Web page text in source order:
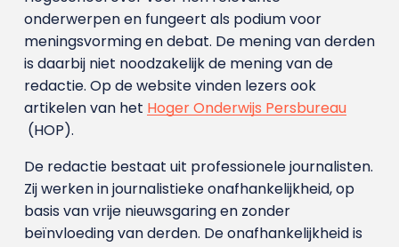
onderwerpen en fungeert als podium voor
meningsvorming en debat. De mening van derden
is daarbij niet noodzakelijk de mening van de
redactie. Op de website vinden lezers ook
artikelen van het Hoger Onderwijs Persbureau
(HOP).
De redactie bestaat uit professionele journalisten.
Zij werken in journalistieke onafhankelijkheid, op
basis van vrije nieuwsgaring en zonder
beïnvloeding van derden. De onafhankelijkheid is